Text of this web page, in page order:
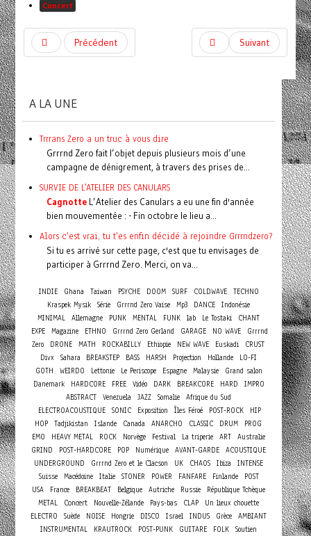
Concert
Précédent Suivant
A LA UNE
Trrrans Zero a un truc à vous dire
Grrrnd Zero fait l’objet depuis plusieurs mois d’une
campagne de dénigrement, à travers des prises de...
SURVIE DE L'ATELIER DES CANULARS
CagnotteL’Atelier des Canulars a eu une fin d'année
bien mouvementée : - Fin octobre le lieu a...
Alors c'est vrai, tu t'es enfin décidé à rejoindre Grrrndzero?
Si tu es arrivé sur cette page, c'est que tu envisages de
participer à Grrrnd Zero. Merci, on va...
INDIE Ghana Taiwan PSYCHE DOOM SURF COLDWAVE
TECHNO
Kraspek Mysik Série Grrrnd Zero Vaise Mp3 DANCE Indonésie
MINIMAL Allemagne PUNK MENTAL FUNK lab Le Tostaki
CHANT
EXPE
Magazine ETHNO Grrrnd Zero Gerland GARAGE NO WAVE
Grrrnd
Zero
DRONE MATH ROCKABILLY Ethiopie NEW WAVE Euskadi
CRUST
Divx
Sahara BREAKSTEP BASS HARSH Projection Hollande
LO-FI
GOTH
WEIRDO Lettonie Le Periscope Espagne Malaysie
Grand salon
Danemark
HARDCORE FREE Vidéo DARK BREAKCORE HARD
IMPRO
ABSTRACT Venezuela JAZZ Somalie Afrique du Sud
ELECTROACOUSTIQUE
SONIC Exposition Îles Féroé POST-ROCK
HIP
HOP
Tadjikistan Islande Canada ANARCHO CLASSIC DRUM
PROG
EMO
HEAVY METAL ROCK Norvège Festival La triperie ART Australie
GRIND
POST-HARDCORE POP Numérique AVANT-GARDE ACOUSTIQUE
UNDERGROUND
Grrrnd Zero et le Clacson UK CHAOS Ibiza
INTENSE
Suisse
Macédoine Italie STONER POWER FANFARE Finlande
POST
USA
France BREAKBEAT Belgique Autriche Russie
République Tchèque
METAL
Concert Nouvelle-Zélande Pays-bas CLAP
Un lieux chouette
ELECTRO
Suède NOISE Hongrie DISCO Israel INDUS Grèce AMBIANT
INSTRUMENTAL
KRAUTROCK POST-PUNK GUITARE FOLK Soutien